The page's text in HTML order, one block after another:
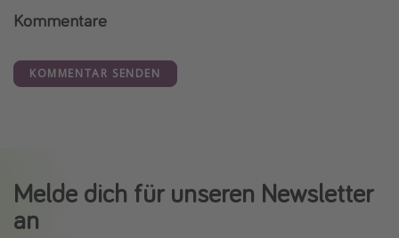
Kommentare
KOMMENTAR SENDEN
Melde dich für unseren Newsletter
an